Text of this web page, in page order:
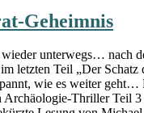
Geheimnis
wieder unterwegs… nach
letzten Teil „Der Schatz
wie es weiter geht…
Archäologie-Thriller Teil 3